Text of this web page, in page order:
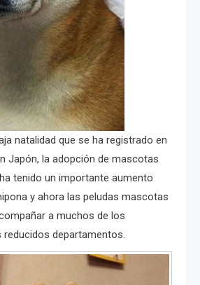
natalidad que se ha registrado en
Japón, la adopción de mascotas
tenido un importante aumento
y ahora las peludas mascotas
a muchos de los
reducidos departamentos.